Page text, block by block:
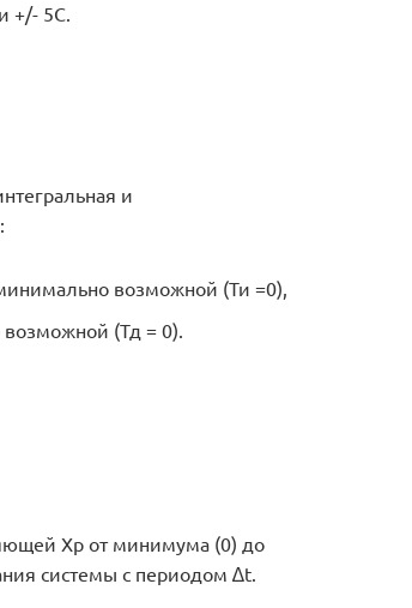
+/- 5С.
и
возможной (Ти =0),
(Тд = 0).
Xp от минимума (0) до
системы с периодом ∆t.